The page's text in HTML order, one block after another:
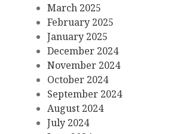
March 2025
February 2025
January 2025
December 2024
November 2024
October 2024
September 2024
August 2024
July 2024